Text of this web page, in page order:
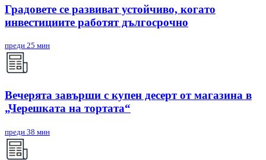
Градовете се развиват устойчиво, когато
инвестициите работят дългосрочно
преди 25 мин
Вечерята завърши с купен десерт от магазина в
„Черешката на тортата“
преди 38 мин